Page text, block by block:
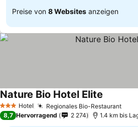
Preise von 8 Websites anzeigen
3 SterneHotel Regionales Bio-Restaurant
Nature Bio Hotel Elite
8,7 Hervorragend 2 274 1.4 km bis